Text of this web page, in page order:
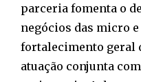
parceria fomenta o
negócios das micro
fortalecimento geral
atuação conjunta